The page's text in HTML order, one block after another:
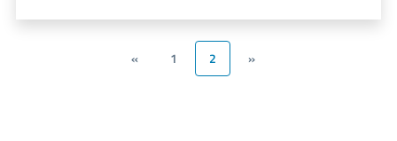
« 1 2 »